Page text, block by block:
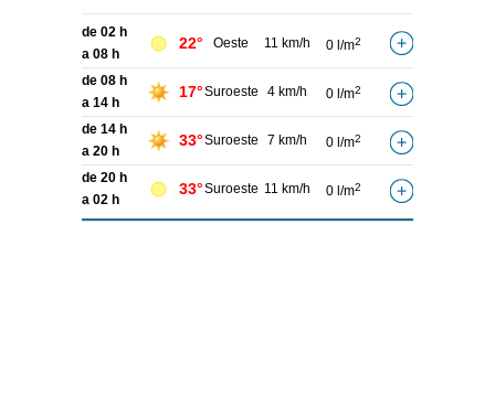
de 02 h
a 08 h
22° Oeste 11 km/h 0 l/m2
de 08 h
a 14 h
17°Suroeste 4 km/h 0 l/m2
de 14 h
a 20 h
33°Suroeste 7 km/h 0 l/m2
de 20 h
a 02 h
33°Suroeste 11 km/h 0 l/m2